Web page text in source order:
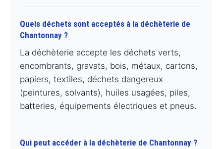
Quels déchets sont acceptés à la déchèterie de
Chantonnay ?
La déchèterie accepte les déchets verts,
encombrants, gravats, bois, métaux, cartons,
papiers, textiles, déchets dangereux
(peintures, solvants), huiles usagées, piles,
batteries, équipements électriques et pneus.
Qui peut accéder à la déchèterie de Chantonnay ?